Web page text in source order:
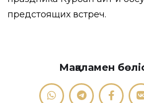
предстоящих встреч.
Мақаламен